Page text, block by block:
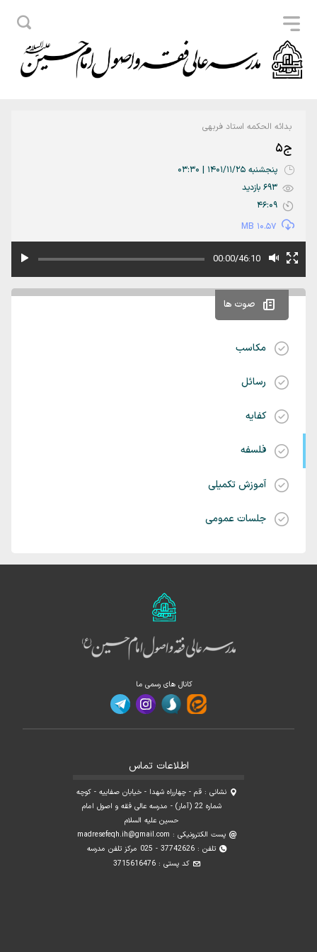
صوت ها
مکاسب
رسائل
کفایه
فلسفه
آموزش تکمیلی
جلسات عمومی
بدائه الحکمه استاد فربهی
ج5
پنجشنبه 1401/11/25 | 03:30
693 بازدید
46:09
10.57 MB
00:00/46:10
کانال های رسمی ما
اطلاعات تماس
نشانی : قم - چهارراه شهدا - خیابان صفاییه - کوچه
شماره 22 (آمار) - مدرسه عالی فقه و اصول امام
حسین علیه السلام
پست الکترونیکی : madresefeqh.ih@gmail.com
تلفن : 37742626 - 025 مرکز تلفن مدرسه
کد پستی : 3715616476